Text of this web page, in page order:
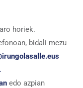
horiek.
bidali mezu
edo azpian